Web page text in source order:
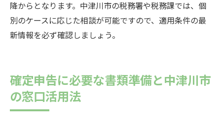
降からとなります。中津川市の税務署や税務課では、個
別のケースに応じた相談が可能ですので、適用条件の最
新情報を必ず確認しましょう。
確定申告に必要な書類準備と中津川市
の窓口活用法